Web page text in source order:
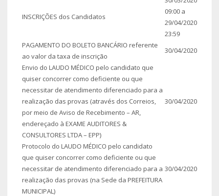
INSCRIÇÕES dos Candidatos
09:00 a
29/04/2020
23:59
PAGAMENTO DO BOLETO BANCÁRIO referente
ao valor da taxa de inscrição
30/04/2020
Envio do LAUDO MÉDICO pelo candidato que
quiser concorrer como deficiente ou que
necessitar de atendimento diferenciado para a
realização das provas (através dos Correios,
por meio de Aviso de Recebimento – AR,
endereçado à EXAME AUDITORES &
CONSULTORES LTDA – EPP)
30/04/2020
Protocolo do LAUDO MÉDICO pelo candidato
que quiser concorrer como deficiente ou que
necessitar de atendimento diferenciado para a
realização das provas (na Sede da PREFEITURA
MUNICIPAL)
30/04/2020